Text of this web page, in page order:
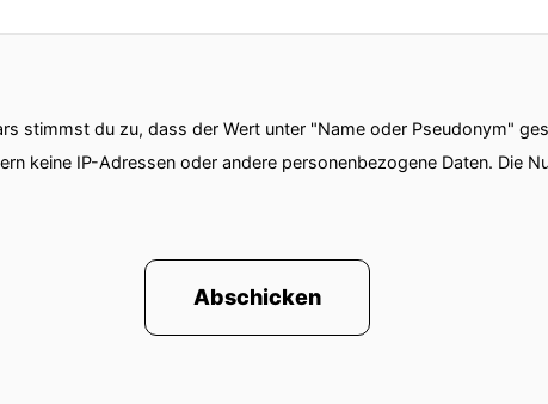
stimmst du zu, dass der Wert unter "Name oder Pseudonym"
keine IP-Adressen oder andere personenbezogene Daten. Die
Abschicken